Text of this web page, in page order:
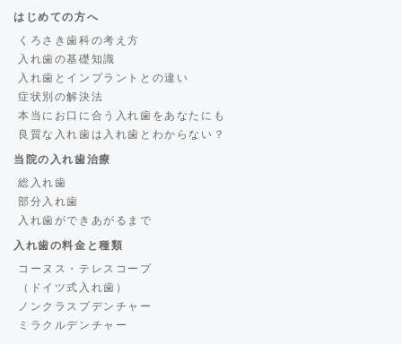
はじめての方へ
くろさき歯科の考え方
入れ歯の基礎知識
入れ歯とインプラントとの違い
症状別の解決法
本当にお口に合う入れ歯をあなたにも
良質な入れ歯は入れ歯とわからない？
当院の入れ歯治療
総入れ歯
部分入れ歯
入れ歯ができあがるまで
入れ歯の料金と種類
コーヌス・テレスコープ
（ドイツ式入れ歯）
ノンクラスプデンチャー
ミラクルデンチャー